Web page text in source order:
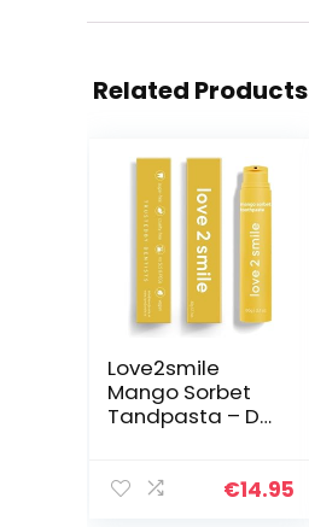
Related Products
Love2smile
Mango Sorbet
Tandpasta – De
van Nederland
€14.95